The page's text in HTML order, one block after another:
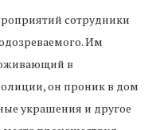
сотрудники
Им
в
он проник в дом
украшения и другое